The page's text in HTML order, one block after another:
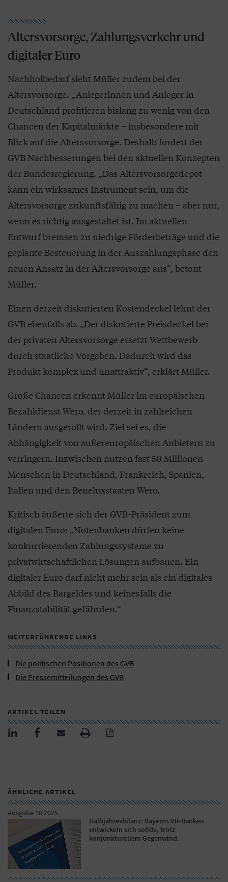
Altersvorsorge, Zahlungsverkehr und
digitaler Euro
Nachholbedarf sieht Müller zudem bei der
Altersvorsorge. „Anlegerinnen und Anleger in
Deutschland profitieren bislang zu wenig von den
Chancen der Kapitalmärkte – insbesondere mit
Blick auf die Altersvorsorge. Deshalb fordert der
GVB Nachbesserungen bei den aktuellen Konzepten
der Bundesregierung. „Das Altersvorsorgedepot
kann ein wirksames Instrument sein, um die
Altersvorsorge zukunftsfähig zu machen – aber nur,
wenn es richtig ausgestaltet ist. Im aktuellen
Entwurf bremsen zu niedrige Förderbeträge und die
geplante Besteuerung in der Auszahlungsphase den
neuen Ansatz in der Altersvorsorge aus“, betont
Müller.
Einen derzeit diskutierten Kostendeckel lehnt der
GVB ebenfalls ab. „Der diskutierte Preisdeckel bei
der privaten Altersvorsorge ersetzt Wettbewerb
durch staatliche Vorgaben. Dadurch wird das
Produkt komplex und unattraktiv“, erklärt Müller.
Große Chancen erkennt Müller im europäischen
Bezahldienst Wero, der derzeit in zahlreichen
Ländern ausgerollt wird. Ziel sei es, die
Abhängigkeit von außereuropäischen Anbietern zu
verringern. Inzwischen nutzen fast 50 Millionen
Menschen in Deutschland, Frankreich, Spanien,
Italien und den Beneluxstaaten Wero.
Kritisch äußerte sich der GVB-Präsident zum
digitalen Euro: „Notenbanken dürfen keine
konkurrierenden Zahlungssysteme zu
privatwirtschaftlichen Lösungen aufbauen. Ein
digitaler Euro darf nicht mehr sein als ein digitales
Abbild des Bargeldes und keinesfalls die
Finanzstabilität gefährden.“
WEITERFÜHRENDE LINKS
Die politischen Positionen des GVB
Die Pressemitteilungen des GVB
ARTIKEL TEILEN
ÄHNLICHE ARTIKEL
Ausgabe 10 2025
Halbjahresbilanz: Bayerns VR-Banken
entwickeln sich solide, trotz
konjunkturellem Gegenwind.